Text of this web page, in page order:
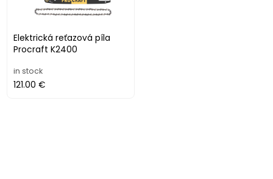
Elektrická reťazová píla
Procraft K2400
in stock
121.00 €